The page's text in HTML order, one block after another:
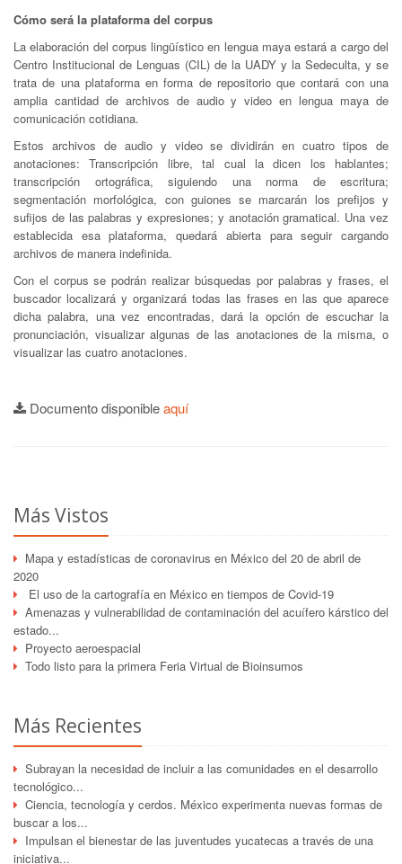
Cómo será la plataforma del corpus
La elaboración del corpus lingüístico en lengua maya estará a cargo del
Centro Institucional de Lenguas (CIL) de la UADY y la Sedeculta, y se
trata de una plataforma en forma de repositorio que contará con una
amplia cantidad de archivos de audio y video en lengua maya de
comunicación cotidiana.
Estos archivos de audio y video se dividirán en cuatro tipos de
anotaciones: Transcripción libre, tal cual la dicen los hablantes;
transcripción ortográfica, siguiendo una norma de escritura;
segmentación morfológica, con guiones se marcarán los prefijos y
sufijos de las palabras y expresiones; y anotación gramatical. Una vez
establecida esa plataforma, quedará abierta para seguir cargando
archivos de manera indefinida.
Con el corpus se podrán realizar búsquedas por palabras y frases, el
buscador localizará y organizará todas las frases en las que aparece
dicha palabra, una vez encontradas, dará la opción de escuchar la
pronunciación, visualizar algunas de las anotaciones de la misma, o
visualizar las cuatro anotaciones.
Documento disponibleaquí
Más Vistos
Mapa y estadísticas de coronavirus en México del 20 de abril de
2020
El uso de la cartografía en México en tiempos de Covid-19
Amenazas y vulnerabilidad de contaminación del acuífero kárstico del
estado...
Proyecto aeroespacial
Todo listo para la primera Feria Virtual de Bioinsumos
Más Recientes
Subrayan la necesidad de incluir a las comunidades en el desarrollo
tecnológico...
Ciencia, tecnología y cerdos. México experimenta nuevas formas de
buscar a los...
Impulsan el bienestar de las juventudes yucatecas a través de una
iniciativa...